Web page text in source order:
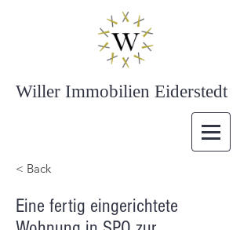
Willer Immobilien Eiderstedt
< Back
Eine fertig eingerichtete